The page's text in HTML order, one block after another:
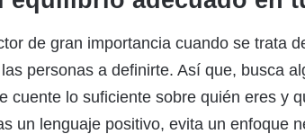
de gran importancia cuando se trata
personas a definirte. Así que, busca
cuente lo suficiente sobre quién eres y
un lenguaje positivo, evita un enfoque